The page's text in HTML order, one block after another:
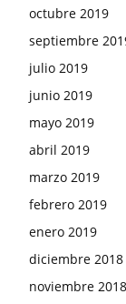
octubre 2019
septiembre
julio 2019
junio 2019
mayo 2019
abril 2019
marzo 2019
febrero 2019
enero 2019
diciembre 2018
noviembre 2018